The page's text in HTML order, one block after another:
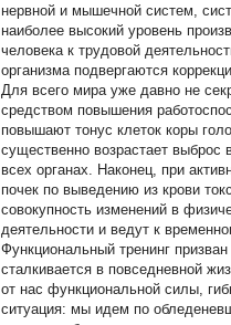
нервной и мышечной систем,
наиболее высокий уровень
человека к трудовой
организма подвергаются
Для всего мира уже давно не
средством повышения
повышают тонус клеток коры
существенно возрастает
всех органах. Наконец, при
почек по выведению из крови
совокупность изменений в
деятельности и ведут к
Функциональный тренинг
сталкивается в повседневной
от нас функциональной силы,
ситуация: мы идем по